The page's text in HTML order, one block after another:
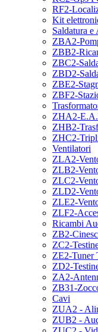
RF2-
Kit
Saldatura e
ZBA2-
ZBB2-
ZBC2-
ZBD2-
ZBE2-
ZBF2-
ZHA2-
ZHB2-
ZHC2-
Ventilatori
ZLA2-
ZLB2-
ZLC2-
ZLD2-
ZLE2-
ZLF2-
Ricambi
ZB2-
ZC2-
ZE2-Tuner
ZD2-
ZA2-
ZB31-
Cavi
ZUA2 -
ZUB2 -